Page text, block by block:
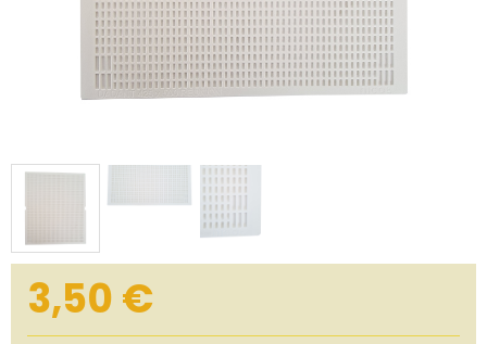
3,50€